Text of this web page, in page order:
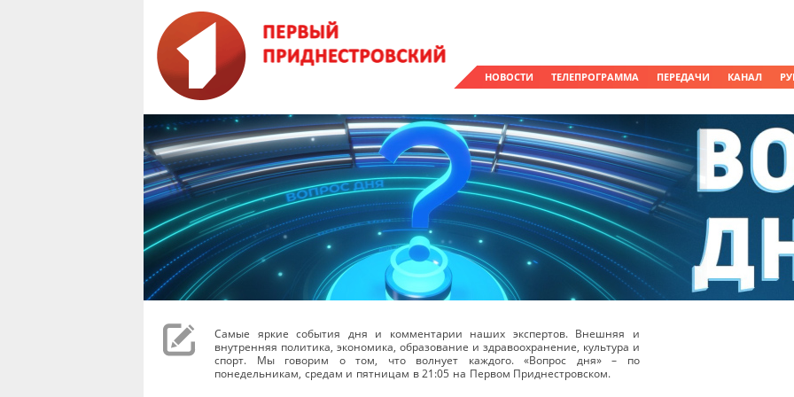
НОВОСТИ ТЕЛЕПРОГРАММА ПЕРЕДАЧИ КАНАЛ
Самые яркие события дня и комментарии наших экспертов. Внешняя и
внутренняя политика, экономика, образование и здравоохранение, культура и
спорт. Мы говорим о том, что волнует каждого. «Вопрос дня» – по
понедельникам, средам и пятницам в 21:05 на Первом Приднестровском.